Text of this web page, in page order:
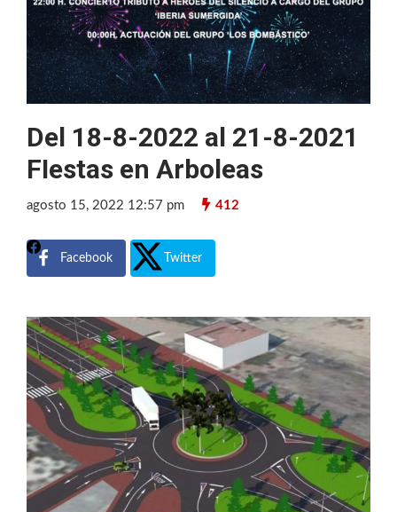
Del 18-8-2022 al 21-8-2021
FIestas en Arboleas
agosto 15, 2022 12:57 pm 412
Facebook Twitter